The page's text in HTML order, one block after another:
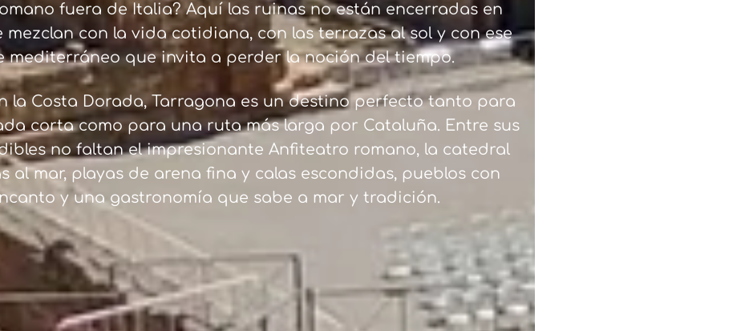
fuera de Italia? Aquí las ruinas no están encerradas en
mezclan con la vida cotidiana, con las terrazas al sol y con ese
mediterráneo que invita a perder la noción del tiempo.
la Costa Dorada, Tarragona es un destino perfecto tanto para
corta como para una ruta más larga por Cataluña. Entre sus
no faltan el impresionante Anfiteatro romano, la catedral
al mar, playas de arena fina y calas escondidas, pueblos con
y una gastronomía que sabe a mar y tradición.